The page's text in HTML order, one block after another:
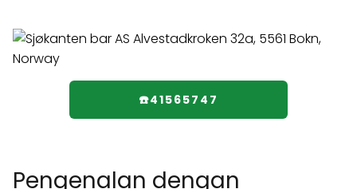
☎️41565747
Pengenalan dengan